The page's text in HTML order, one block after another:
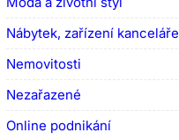
Nábytek, zařízení kanceláře
Nemovitosti
Nezařazené
Online podnikání